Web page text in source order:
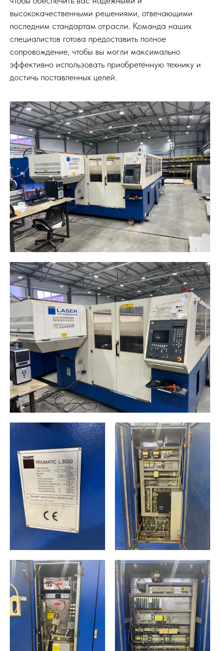
высококачественными решениями, отвечающими
последним стандартам отрасли. Команда наших
специалистов готова предоставить полное
сопровождение, чтобы вы могли максимально
эффективно использовать приобретённую технику и
достичь поставленных целей.